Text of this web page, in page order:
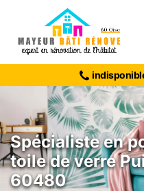
Spécialiste en
toile de verre
60480